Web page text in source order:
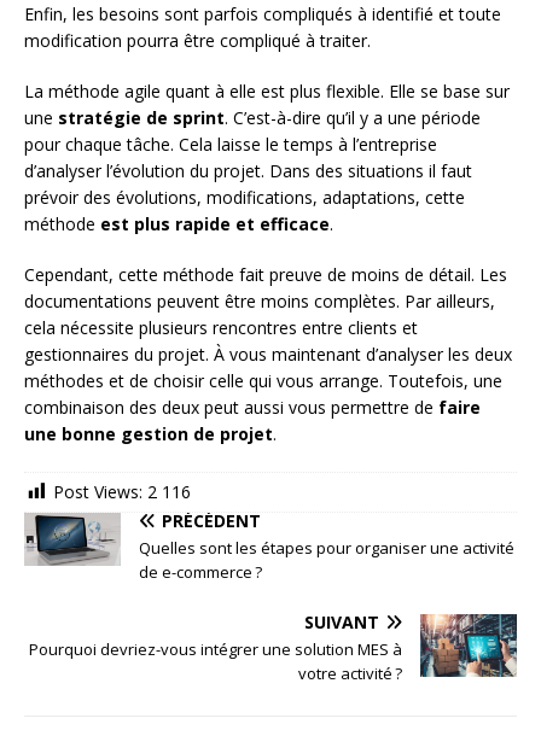
Enfin, les besoins sont parfois compliqués à identifié et toute
modification pourra être compliqué à traiter.
La méthode agile quant à elle est plus flexible. Elle se base sur
une stratégie de sprint. C’est-à-dire qu’il y a une période
pour chaque tâche. Cela laisse le temps à l’entreprise
d’analyser l’évolution du projet. Dans des situations il faut
prévoir des évolutions, modifications, adaptations, cette
méthode est plus rapide et efficace.
Cependant, cette méthode fait preuve de moins de détail. Les
documentations peuvent être moins complètes. Par ailleurs,
cela nécessite plusieurs rencontres entre clients et
gestionnaires du projet. À vous maintenant d’analyser les deux
méthodes et de choisir celle qui vous arrange. Toutefois, une
combinaison des deux peut aussi vous permettre de faire
une bonne gestion de projet.
Post Views: 2 116
PRÉCÉDENT
Quelles sont les étapes pour organiser une activité
de e-commerce ?
SUIVANT
Pourquoi devriez-vous intégrer une solution MES à
votre activité ?